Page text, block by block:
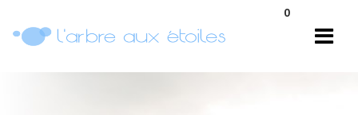
0